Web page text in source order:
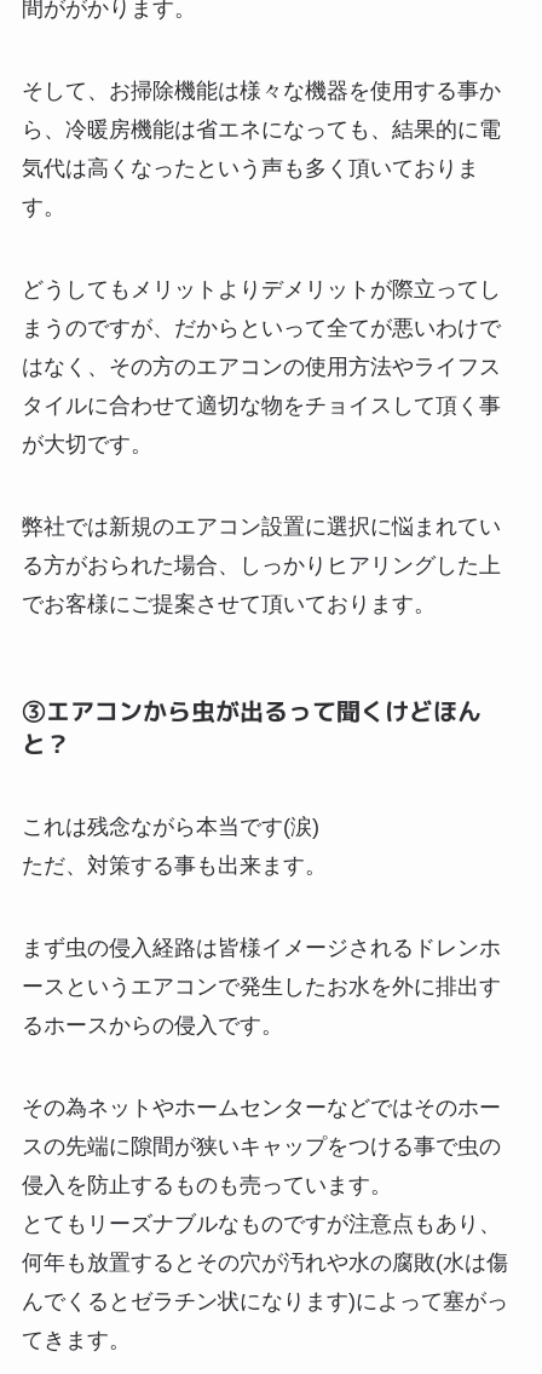
間ががかります。
そして、お掃除機能は様々な機器を使用する事か
ら、冷暖房機能は省エネになっても、結果的に電
気代は高くなったという声も多く頂いておりま
す。
どうしてもメリットよりデメリットが際立ってし
まうのですが、だからといって全てが悪いわけで
はなく、その方のエアコンの使用方法やライフス
タイルに合わせて適切な物をチョイスして頂く事
が大切です。
弊社では新規のエアコン設置に選択に悩まれてい
る方がおられた場合、しっかりヒアリングした上
でお客様にご提案させて頂いております。
③エアコンから虫が出るって聞くけどほん
と？
これは残念ながら本当です(涙)
ただ、対策する事も出来ます。
まず虫の侵入経路は皆様イメージされるドレンホ
ースというエアコンで発生したお水を外に排出す
るホースからの侵入です。
その為ネットやホームセンターなどではそのホー
スの先端に隙間が狭いキャップをつける事で虫の
侵入を防止するものも売っています。
とてもリーズナブルなものですが注意点もあり、
何年も放置するとその穴が汚れや水の腐敗(水は傷
んでくるとゼラチン状になります)によって塞がっ
てきます。